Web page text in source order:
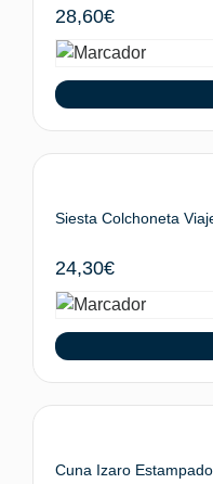
28,60€
Siesta Colchoneta
24,30€
Cuna Izaro